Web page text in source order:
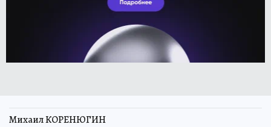
Михаил КОРЕНЮГИН